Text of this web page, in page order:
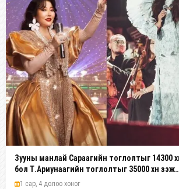
Зууны манлай Сараагийн тоглолтыг 14300
бол Т.Ариунаагийн тоглолтыг 35000 хүн үзэж
байжээ
1 сар, 4 долоо хоног